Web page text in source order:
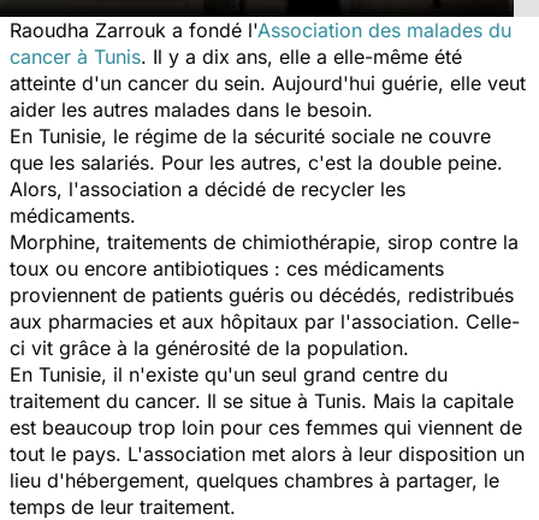
Raoudha Zarrouk a fondé l'Association des malades du
cancer à Tunis. Il y a dix ans, elle a elle-même été
atteinte d'un cancer du sein. Aujourd'hui guérie, elle veut
aider les autres malades dans le besoin.
En Tunisie, le régime de la sécurité sociale ne couvre
que les salariés. Pour les autres, c'est la double peine.
Alors, l'association a décidé de recycler les
médicaments.
Morphine, traitements de chimiothérapie, sirop contre la
toux ou encore antibiotiques : ces médicaments
proviennent de patients guéris ou décédés, redistribués
aux pharmacies et aux hôpitaux par l'association. Celle-
ci vit grâce à la générosité de la population.
En Tunisie, il n'existe qu'un seul grand centre du
traitement du cancer. Il se situe à Tunis. Mais la capitale
est beaucoup trop loin pour ces femmes qui viennent de
tout le pays. L'association met alors à leur disposition un
lieu d'hébergement, quelques chambres à partager, le
temps de leur traitement.